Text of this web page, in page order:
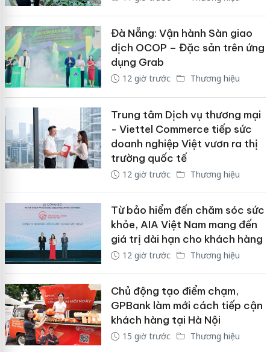
Đà Nẵng: Vận hành Sàn giao
dịch OCOP – Đặc sản trên ứng
dụng Grab
12 giờ trước Thương hiệu
Trung tâm Dịch vụ thương mại
- Viettel Commerce tiếp sức
doanh nghiệp Việt vươn ra thị
trường quốc tế
12 giờ trước Thương hiệu
Từ bảo hiểm đến chăm sóc sức
khỏe, AIA Việt Nam mang đến
giá trị dài hạn cho khách hàng
12 giờ trước Thương hiệu
Chủ động tạo điểm chạm,
GPBank làm mới cách tiếp cận
khách hàng tại Hà Nội
15 giờ trước Thương hiệu